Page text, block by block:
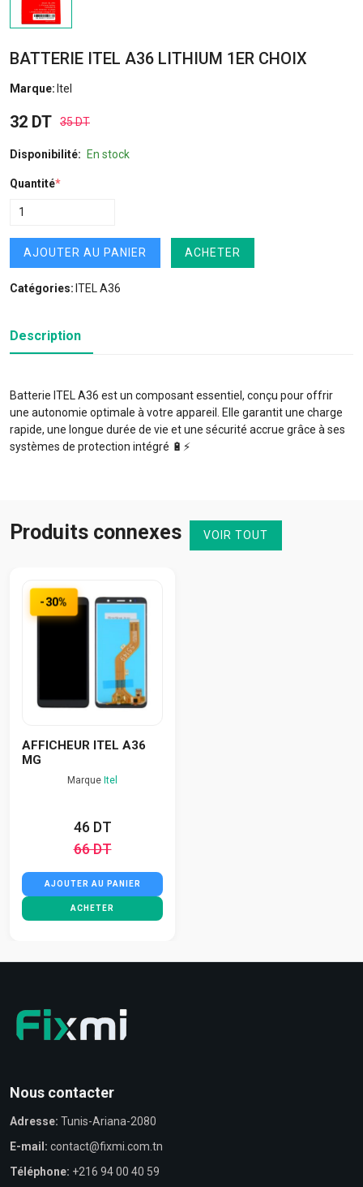
BATTERIE ITEL A36 LITHIUM 1ER CHOIX
Marque: Itel
32 DT 35 DT
Disponibilité: En stock
Quantité*
AJOUTER AU PANIER ACHETER
Catégories: ITEL A36
Description
Batterie ITEL A36 est un composant essentiel, conçu pour offrir
une autonomie optimale à votre appareil. Elle garantit une charge
rapide, une longue durée de vie et une sécurité accrue grâce à ses
systèmes de protection intégré 🔋⚡️
Produits connexes VOIR TOUT
-30%
AFFICHEUR ITEL A36
MG
Marque Itel
46 DT
66 DT
AJOUTER AU PANIER
ACHETER
Nous contacter
Adresse: Tunis-Ariana-2080
E-mail: contact@fixmi.com.tn
Téléphone: +216 94 00 40 59